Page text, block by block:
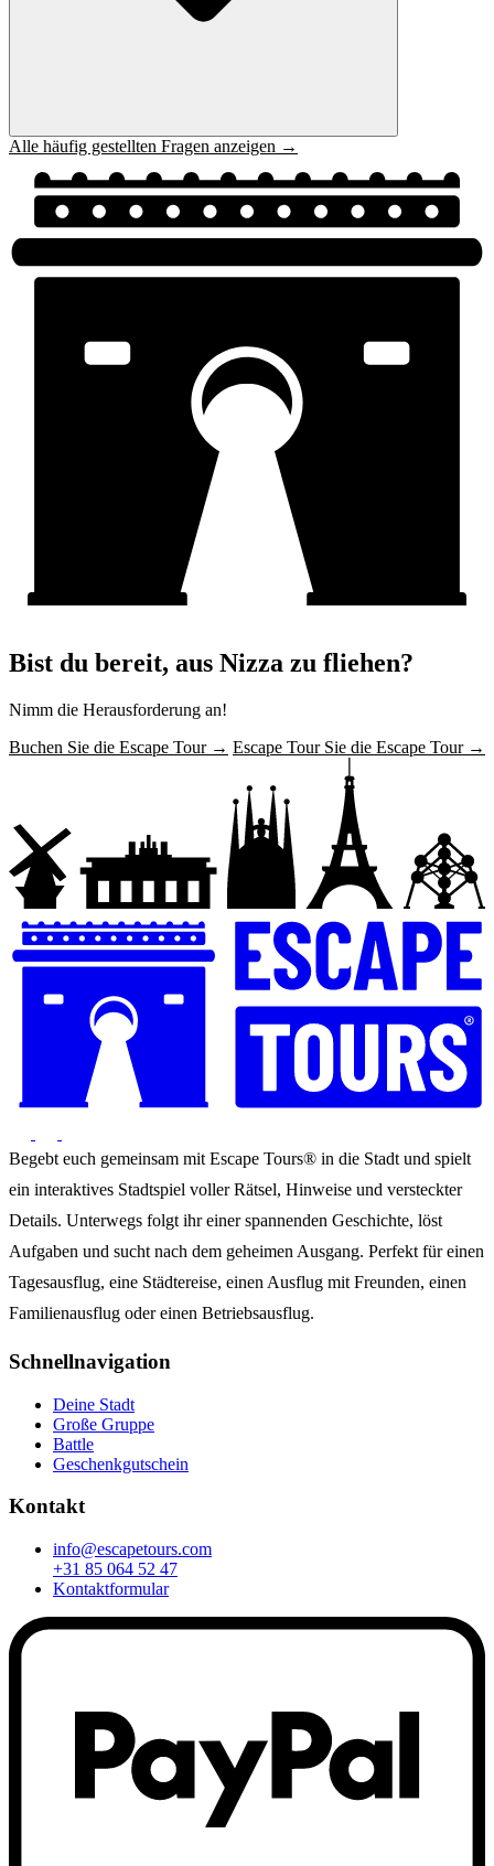
Alle häufig gestellten Fragen anzeigen →
Bist du bereit, aus Nizza zu fliehen?
Nimm die Herausforderung an!
Buchen Sie die Escape Tour → Escape Tour Sie die Escape Tour →
Begebt euch gemeinsam mit Escape Tours® in die Stadt und spielt
ein interaktives Stadtspiel voller Rätsel, Hinweise und versteckter
Details. Unterwegs folgt ihr einer spannenden Geschichte, löst
Aufgaben und sucht nach dem geheimen Ausgang. Perfekt für einen
Tagesausflug, eine Städtereise, einen Ausflug mit Freunden, einen
Familienausflug oder einen Betriebsausflug.
Schnellnavigation
Deine Stadt
Große Gruppe
Battle
Geschenkgutschein
Kontakt
info@escapetours.com
+31 85 064 52 47
Kontaktformular